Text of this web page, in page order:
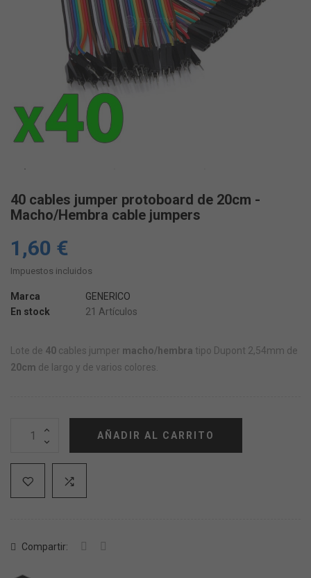
40 cables jumper protoboard de 20cm -
Macho/Hembra cable jumpers
1,60 €
Impuestos incluidos
Marca
GENERICO
En stock
21 Artículos
Lote de 40 cables jumper macho/hembra tipo Dupont 2,54mm de
20cm de largo y de varios colores.
AÑADIR AL CARRITO
Compartir: